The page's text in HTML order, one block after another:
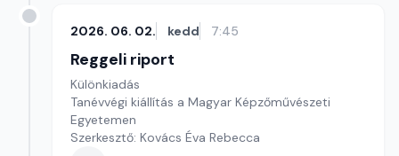
2026. 06. 02. kedd 7:45
Reggeli riport
Különkiadás
Tanévvégi kiállítás a Magyar Képzőművészeti
Egyetemen
Szerkesztő: Kovács Éva Rebecca